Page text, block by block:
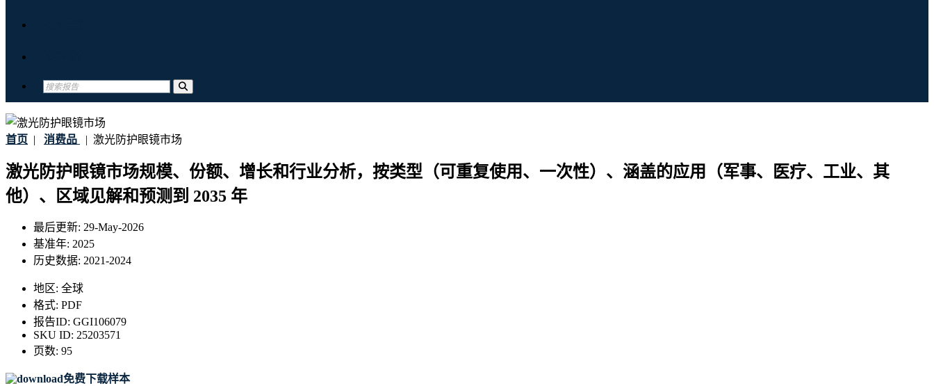
首页 | 消费品 | 激光防护眼镜市场
激光防护眼镜市场规模、份额、增长和行业分析，按类型（可重复使用、一次性）、涵盖的应用（军事、医疗、工业、其
他）、区域见解和预测到 2035 年
最后更新: 29-May-2026
基准年: 2025
历史数据: 2021-2024
地区: 全球
格式: PDF
报告ID: GGI106079
SKU ID: 25203571
页数: 95
免费下载样本